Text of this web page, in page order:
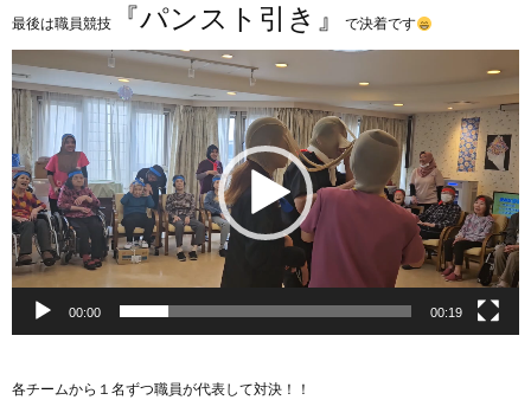
最後は職員競技 『パンスト引き』 で決着です
動
画
プ
レ
ー
ヤ
ー
00:00 00:19
各チームから１名ずつ職員が代表して対決！！